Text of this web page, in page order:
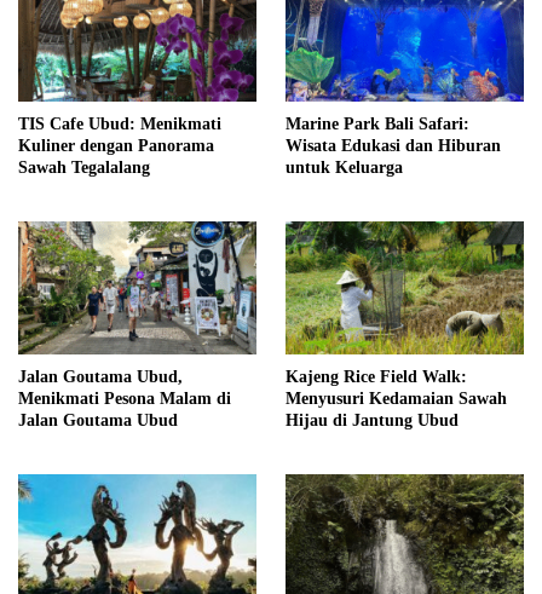
TIS Cafe Ubud: Menikmati
Kuliner dengan Panorama
Sawah Tegalalang
Marine Park Bali Safari:
Wisata Edukasi dan Hiburan
untuk Keluarga
Jalan Goutama Ubud,
Menikmati Pesona Malam di
Jalan Goutama Ubud
Kajeng Rice Field Walk:
Menyusuri Kedamaian Sawah
Hijau di Jantung Ubud